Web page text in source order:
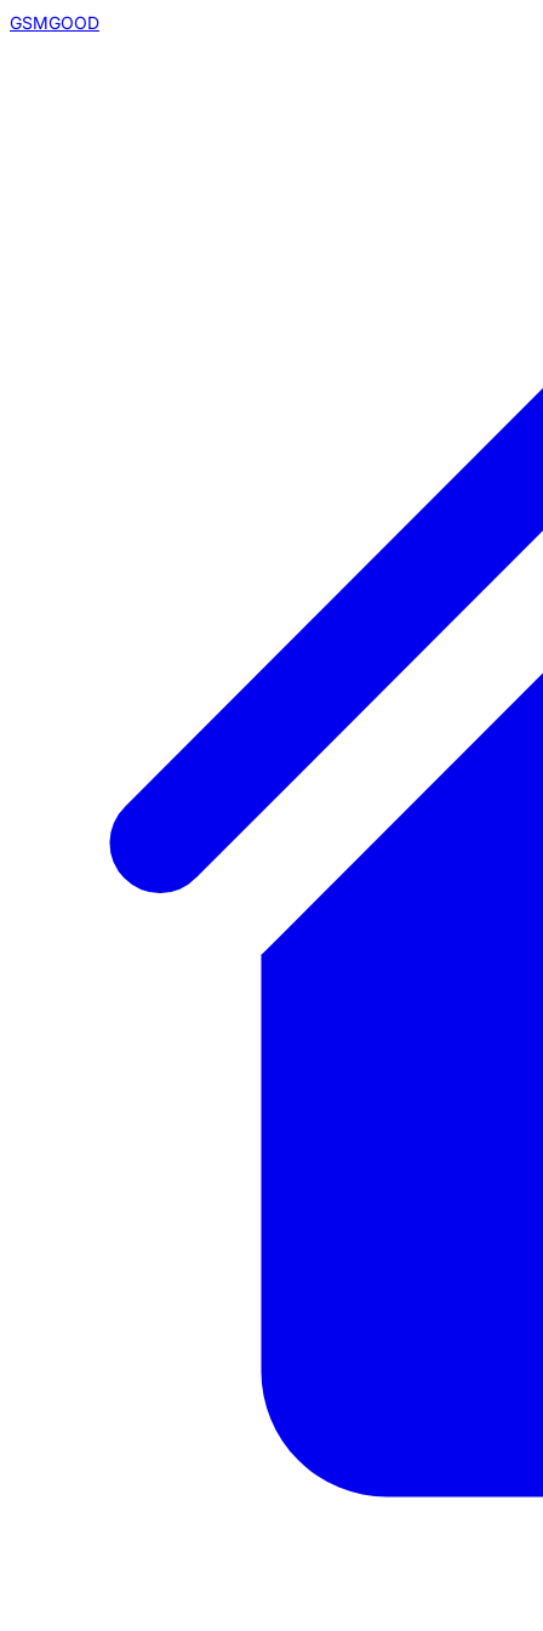
GSMGOOD